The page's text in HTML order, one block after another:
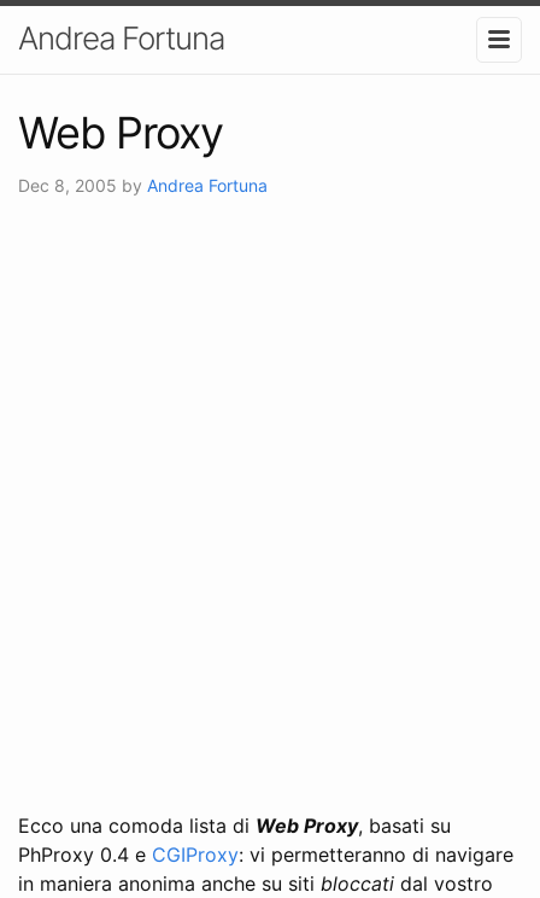
Andrea Fortuna
Web Proxy
Dec 8, 2005 by Andrea Fortuna
Ecco una comoda lista di Web Proxy, basati su
PhProxy 0.4 e CGIProxy: vi permetteranno di navigare
in maniera anonima anche su siti bloccati dal vostro